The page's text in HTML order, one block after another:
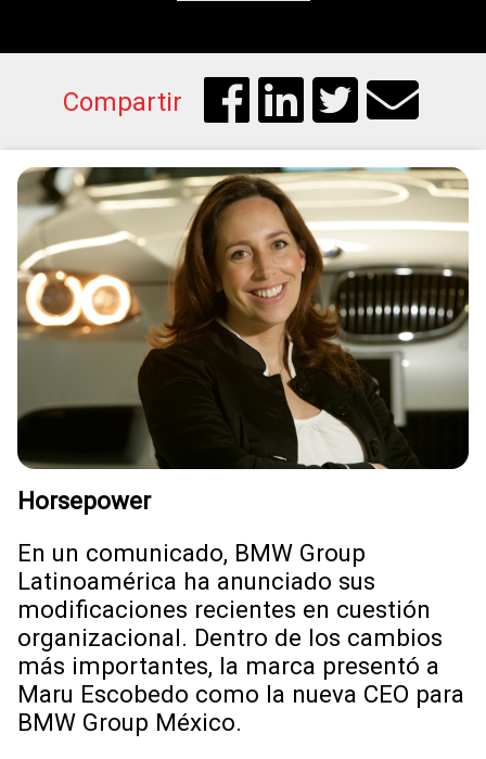
Compartir
Horsepower
En un comunicado, BMW Group
Latinoamérica ha anunciado sus
modificaciones recientes en cuestión
organizacional. Dentro de los cambios
más importantes, la marca presentó a
Maru Escobedo como la nueva CEO para
BMW Group México.